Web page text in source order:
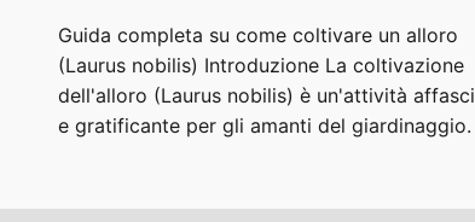
Guida completa su come coltivare un alloro
(Laurus nobilis) Introduzione La coltivazione
dell'alloro (Laurus nobilis) è un'attività
e gratificante per gli amanti del giardinaggio.